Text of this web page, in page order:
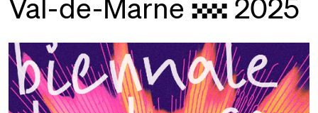
Val-de-Marne . 2025